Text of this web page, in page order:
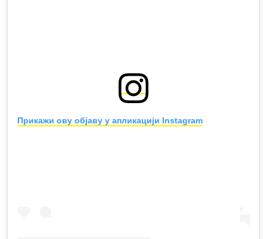
Прикажи ову објаву у апликацији Instagram